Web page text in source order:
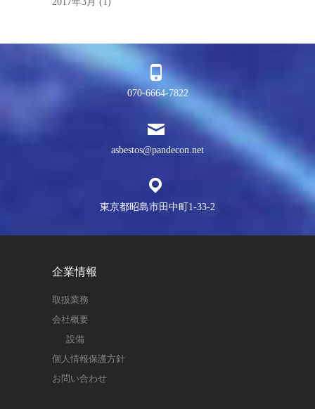
070-6664-7822
asbestos@pandecon.net
東京都昭島市田中町1-33-2
企業情報
取扱業務
会社概要
設備
個人情報保護方針
お問い合わせ